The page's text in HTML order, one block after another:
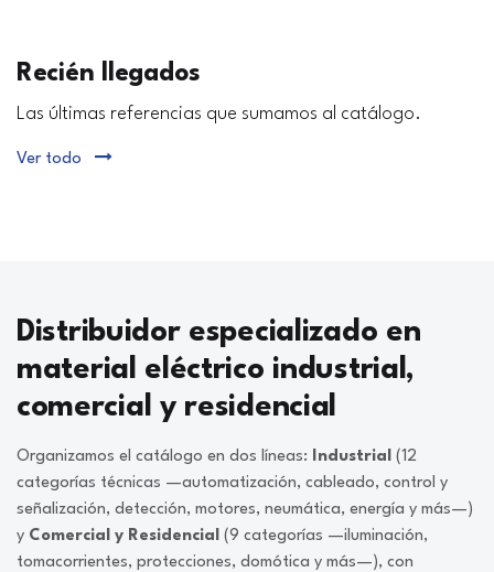
Recién llegados
Las últimas referencias que sumamos al catálogo.
Ver todo
Distribuidor especializado en
material eléctrico industrial,
comercial y residencial
Organizamos el catálogo en dos líneas: Industrial (12
categorías técnicas —automatización, cableado, control y
señalización, detección, motores, neumática, energía y más—)
y Comercial y Residencial (9 categorías —iluminación,
tomacorrientes, protecciones, domótica y más—), con